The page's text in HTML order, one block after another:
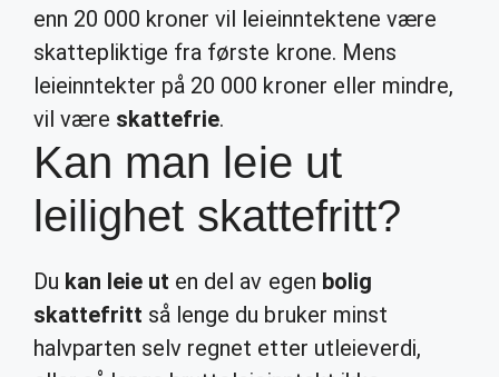
enn 20 000 kroner vil leieinntektene være
skattepliktige fra første krone. Mens
leieinntekter på 20 000 kroner eller mindre,
vil være skattefrie.
Kan man leie ut
leilighet skattefritt?
Du kan leie ut en del av egen bolig
skattefritt så lenge du bruker minst
halvparten selv regnet etter utleieverdi,